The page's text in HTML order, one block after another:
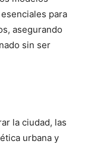
para
asegurando
sin ser
la ciudad, las
urbana y